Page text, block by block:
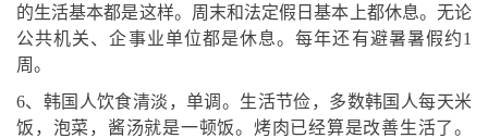
的生活基本都是这样。周末和法定假日基本上都休息。无论
公共机关、企事业单位都是休息。每年还有避暑暑假约1
周。
6、韩国人饮食清淡，单调。生活节俭，多数韩国人每天米
饭，泡菜，酱汤就是一顿饭。烤肉已经算是改善生活了。